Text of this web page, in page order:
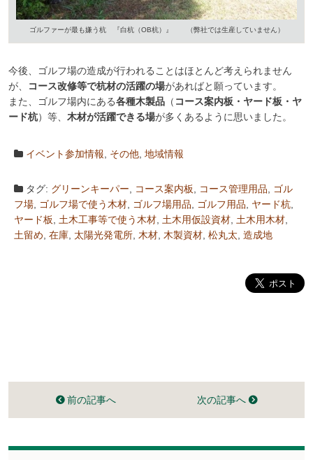
ゴルファーが最も嫌う杭 『白杭（OB杭）』 （弊社では生産していません）
今後、ゴルフ場の造成が行われることはほとんど考えられません
が、
コース改修等で杭材の活躍の場があればと願っています。
また、ゴルフ場内にある各種木製品 （ コース案内板・ヤード板・ヤ
ード杭）等、 木材が活躍できる場が多くあるように思いました。
イベント参加情報 その他 地域情報
タグ: グリーンキーパー コース案内板 コース管理用品
ゴル
フ場
ゴルフ場で使う木材 ゴルフ場用品 ゴルフ用品 ヤード杭
ヤード板
土木工事等で使う木材 土木用仮設資材 土木用木材
土留め 在庫 太陽光発電所 木材 木製資材 松丸太 造成地
前の記事へ 次の記事へ